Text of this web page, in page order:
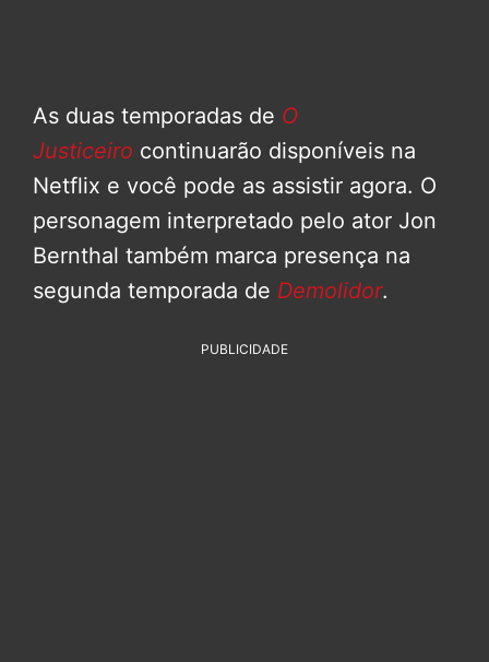
As duas temporadas de O
Justiceiro continuarão disponíveis na
Netflix e você pode as assistir agora. O
personagem interpretado pelo ator Jon
Bernthal também marca presença na
segunda temporada de Demolidor.
PUBLICIDADE